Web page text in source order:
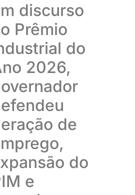
discurso
Prêmio
do
2026,
de
do
e